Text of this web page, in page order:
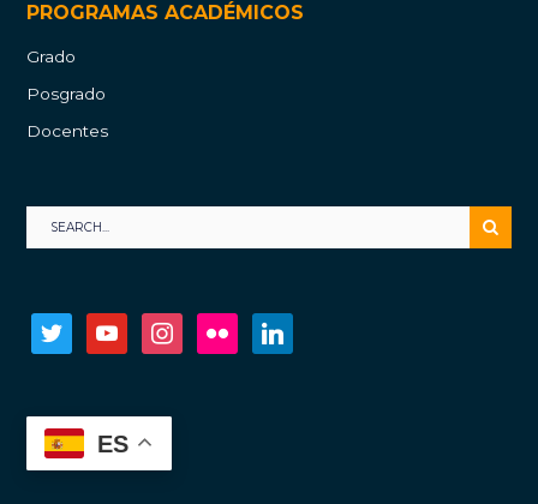
PROGRAMAS ACADÉMICOS
Grado
Posgrado
Docentes
twitter youtube instagramflickr
ES